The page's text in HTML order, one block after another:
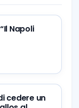
Napoli
cedere un